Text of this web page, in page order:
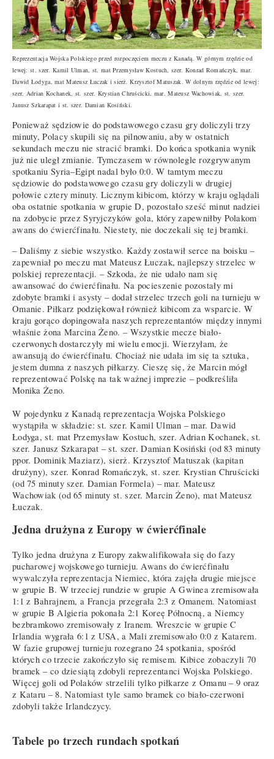
Reprezentacja Wojska Polskiego przed rozpoczęciem meczu z Kanadą. W górnym rzędzie od
lewej: st. szer. Kamil Ulman, st. mat Przemysław Kostuch, szer. Konrad Romańczyk, mar.
Dawid Łodyga, mat Mateusz Łuczak i sierż. Krzysztof Matuszak. W dolnym rzędzie od lewej:
szer. Adrian Kochanek, st. szer. Krystian Chruścicki, mar. Mateusz Wachowiak, st. szer.
Janusz Szkarapat i st. szer. Damian Kosiński.
Ponieważ sędziowie do podstawowego czasu gry doliczyli trzy
minuty, Polacy skupili się na pilnowaniu, aby w ostatnich
sekundach meczu nie stracić bramki. Do końca spotkania wynik
już nie uległ zmianie. Tymczasem w równolegle rozgrywanym
spotkaniu Syria–Egipt nadal było 0:0. W tamtym meczu
sędziowie do podstawowego czasu gry doliczyli w drugiej
połowie cztery minuty. Licznym kibicom, którzy w kraju oglądali
oba ostatnie spotkania w grupie D, pozostało sześć minut nadziei
na zdobycie przez Syryjczyków gola, który zapewniłby Polakom
awans do ćwierćfinału. Niestety, nie doczekali się tej bramki.
– Daliśmy z siebie wszystko. Każdy zostawił serce na boisku –
zapewniał po meczu mat Mateusz Łuczak, najlepszy strzelec w
polskiej reprezentacji. – Szkoda, że nie udało nam się
awansować do ćwierćfinału. Na pocieszenie pozostały mi
zdobyte bramki i asysty – dodał strzelec trzech goli na turnieju w
Omanie. Piłkarz podziękował również kibicom za wsparcie. W
kraju gorąco dopingowała naszych reprezentantów między innymi
właśnie żona Marcina Żeno. – Wszystkie mecze biało-
czerwonych dostarczyły mi wielu emocji. Wierzyłam, że
awansują do ćwierćfinału. Chociaż nie udała im się ta sztuka,
jestem dumna z naszych piłkarzy. Cieszę się, że Marcin mógł
reprezentować Polskę na tak ważnej imprezie – podkreśliła
Monika Żeno.
W pojedynku z Kanadą reprezentacja Wojska Polskiego
wystąpiła w składzie: st. szer. Kamil Ulman – mar. Dawid
Łodyga, st. mat Przemysław Kostuch, szer. Adrian Kochanek, st.
szer. Janusz Szkarapat – st. szer. Damian Kosiński (od 83 minuty
ppor. Dominik Maziarz), sierż. Krzysztof Matuszak (kapitan
drużyny), szer. Konrad Romańczyk, st. szer. Krystian Chruścicki
(od 75 minuty szer. Damian Formela) – mar. Mateusz
Wachowiak (od 65 minuty st. szer. Marcin Żeno), mat Mateusz
Łuczak.
Jedna drużyna z Europy w ćwierćfinale
Tylko jedna drużyna z Europy zakwalifikowała się do fazy
pucharowej wojskowego turnieju. Awans do ćwierćfinału
wywalczyła reprezentacja Niemiec, która zajęła drugie miejsce
w grupie B. W trzeciej rundzie w grupie A Gwinea zremisowała
1:1 z Bahrajnem, a Francja przegrała 2:3 z Omanem. Natomiast
w grupie B Algieria pokonała 2:1 Koreę Północną, a Niemcy
bezbramkowo zremisowały z Iranem. Wreszcie w grupie C
Irlandia wygrała 6:1 z USA, a Mali zremisowało 0:0 z Katarem.
W fazie grupowej turnieju rozegrano 24 spotkania, spośród
których co trzecie zakończyło się remisem. Kibice zobaczyli 70
bramek – co dziesiątą zdobyli reprezentanci Wojska Polskiego.
Więcej goli od Polaków strzelili tylko piłkarze z Omanu – 9 oraz
z Kataru – 8. Natomiast tyle samo bramek co biało-czerwoni
zdobyli także Irlandczycy.
Tabele po trzech rundach spotkań